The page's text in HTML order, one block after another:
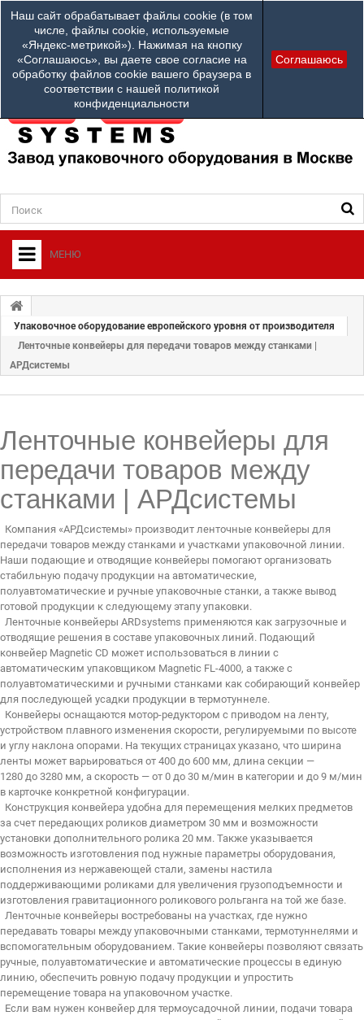
Наш сайт обрабатывает файлы cookie (в том
числе, файлы cookie, используемые
«Яндекс-метрикой»). Нажимая на кнопку
«Соглашаюсь», вы даете свое согласие на
обработку файлов cookie вашего браузера в
соответствии с нашей политикой
конфиденциальности
Соглашаюсь
Наши телефоны:
84952312100
Ваш город: Другой город
МЕНЮ
+
О ФИРМЕ
+
УПАКОВОЧНОЕ ОБОРУДОВАНИЕ
СЕРВИСНЫЙ ЦЕНТР
ДИЛЕРАМ
РАСХОДНЫЕ МАТЕРИАЛЫ
ЗАПЧАСТИ
Упаковочное оборудование европейского уровня от производителя
Ленточные конвейеры для передачи товаров между станками |
АРДсистемы
Ленточные конвейеры для
передачи товаров между
станками | АРДсистемы
Компания «АРДсистемы» производит ленточные конвейеры для
передачи товаров между станками и участками упаковочной линии.
Наши подающие и отводящие конвейеры помогают организовать
стабильную подачу продукции на автоматические,
полуавтоматические и ручные упаковочные станки, а также вывод
готовой продукции к следующему этапу упаковки.
Ленточные конвейеры ARDsystems применяются как загрузочные и
отводящие решения в составе упаковочных линий. Подающий
конвейер Magnetic CD может использоваться в линии с
автоматическим упаковщиком Magnetic FL-4000, а также с
полуавтоматическими и ручными станками как собирающий конвейер
для последующей усадки продукции в термотуннеле.
Конвейеры оснащаются мотор-редуктором с приводом на ленту,
устройством плавного изменения скорости, регулируемыми по высоте
и углу наклона опорами. На текущих страницах указано, что ширина
ленты может варьироваться от 400 до 600 мм, длина секции —
1280 до 3280 мм, а скорость — от 0 до 30 м/мин в категории и до 9 м/мин
в карточке конкретной конфигурации.
Конструкция конвейера удобна для перемещения мелких предметов
за счет передающих роликов диаметром 30 мм и возможности
установки дополнительного ролика 20 мм. Также указывается
возможность изготовления под нужные параметры оборудования,
исполнения из нержавеющей стали, замены настила
поддерживающими роликами для увеличения грузоподъемности и
изготовления гравитационного роликового рольганга на той же базе.
Ленточные конвейеры востребованы на участках, где нужно
передавать товары между упаковочными станками, термотуннелями и
вспомогательным оборудованием. Такие конвейеры позволяют связать
ручные, полуавтоматические и автоматические процессы в единую
линию, обеспечить ровную подачу продукции и упростить
перемещение товара на упаковочном участке.
Если вам нужен конвейер для термоусадочной линии, подачи товара